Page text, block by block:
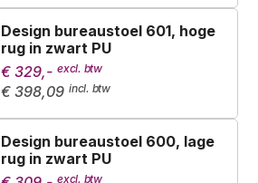
Design bureaustoel 601, hoge
rug in zwart PU
€ 329,-
€ 398,09
Design bureaustoel 600, lage
rug in zwart PU